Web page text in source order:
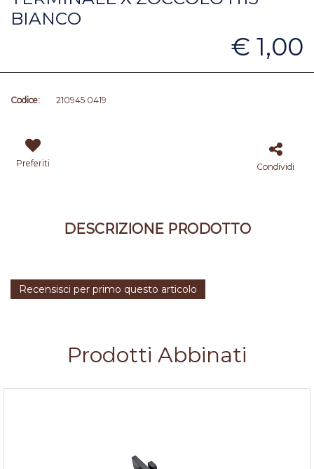
BIANCO
€ 1,00
Codice: 210945 0419
Preferiti Condividi
DESCRIZIONE PRODOTTO
Recensisci per primo questo articolo
Prodotti Abbinati